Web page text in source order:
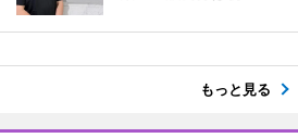
もっと見る